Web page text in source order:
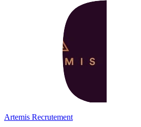
Artemis Recrutement